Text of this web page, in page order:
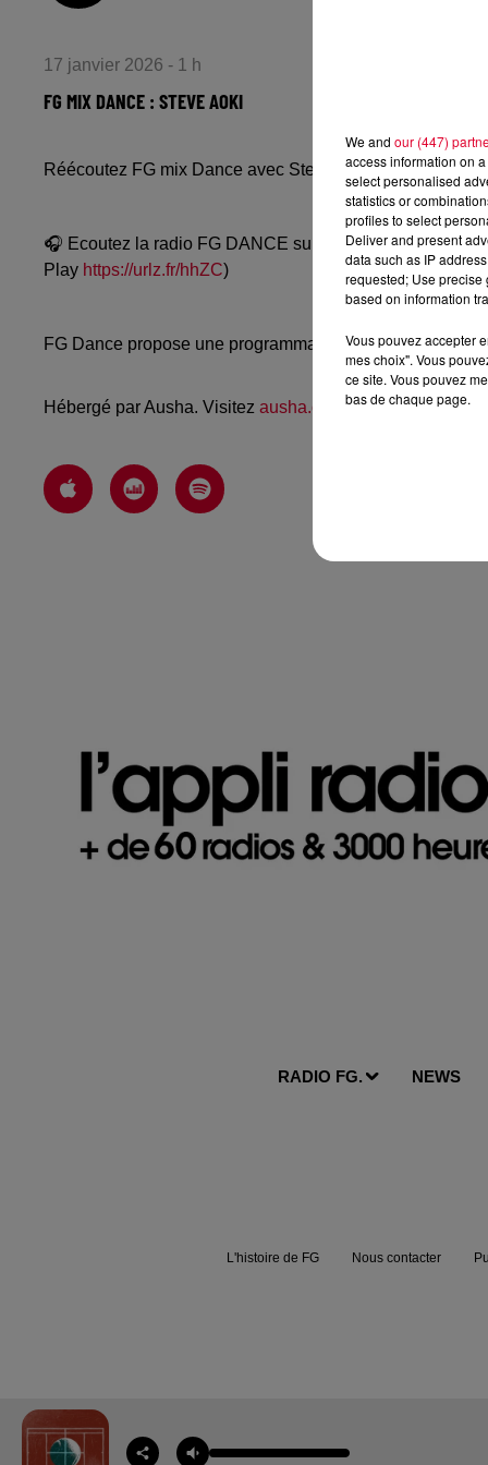
17 janvier 2026 - 1 h
FG MIX DANCE : STEVE AOKI
Réécoutez FG mix Dance avec Steve Aoki du vendredi
🎧 Ecoutez la radio FG DANCE sur
www.radiofg.com/fg-
Play https://urlz.fr/hhZC)
FG Dance propose une programmation dance, EDM,
Hébergé par Ausha. Visitez ausha.co/politique-de-
RADIO FG. NEWS
L'histoire de FG Nous contacter
We and our (447)
access information on
select personalised
statistics or
profiles to select
Deliver and present
data such as IP
requested; Use precise
based on information
Vous pouvez accepter
mes choix". Vous
ce site. Vous pouvez
bas de chaque page.